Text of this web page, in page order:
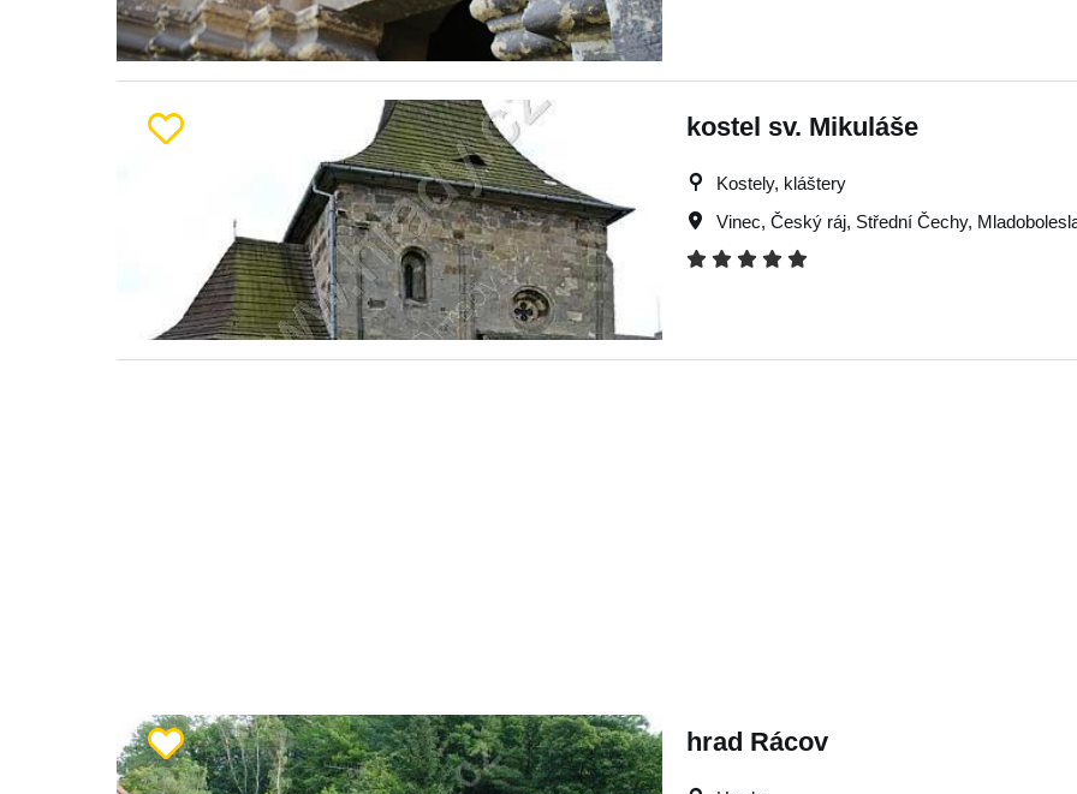
kostel sv. Mikuláše
Kostely, kláštery
Vinec, Český ráj, Střední Čechy,
hrad Rácov